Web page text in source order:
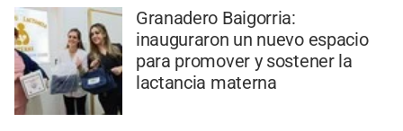
Granadero Baigorria:
inauguraron un nuevo espacio
para promover y sostener la
lactancia materna